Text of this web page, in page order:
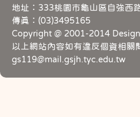
地址：333桃園市龜山區自強西
傳真：(03)3495165
Copyright @ 2001-2014
以上網站內容如有違反個資相關
gs119@mail.gsjh.tyc.edu.tw